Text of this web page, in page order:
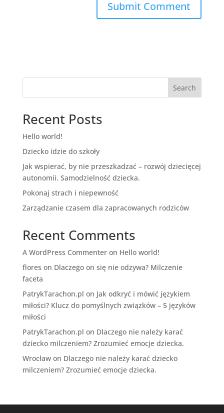
Search
Recent Posts
Hello world!
Dziecko idzie do szkoły
Jak wspierać, by nie przeszkadzać – rozwój dziecięcej
autonomii. Samodzielność dziecka.
Pokonaj strach i niepewność
Zarządzanie czasem dla zapracowanych rodziców
Recent Comments
A WordPress Commenteron Hello world!
flores on Dlaczego on się nie odzywa? Milczenie
faceta
PatrykTarachon.pl on Jak odkryć i mówić językiem
miłości? Klucz do pomyślnych związków – 5 języków
miłości
PatrykTarachon.pl on Dlaczego nie należy karać
dziecko milczeniem? Zrozumieć emocje dziecka.
Wrocławon Dlaczego nie należy karać dziecko
milczeniem? Zrozumieć emocje dziecka.